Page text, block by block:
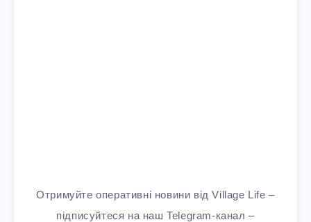
Отримуйте оперативні новини від Village Life –
підписуйтеся на наш Telegram-канал –